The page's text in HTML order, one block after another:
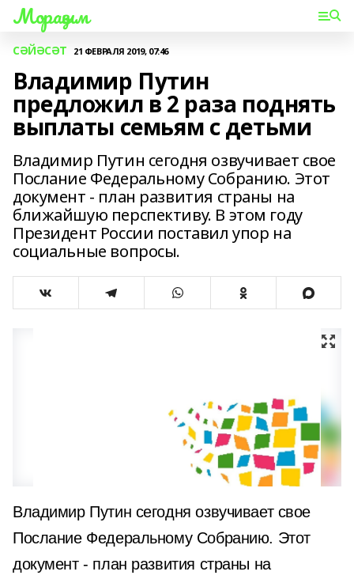
Мораҙым
СӘЙӘСӘТ 21 ФЕВРАЛЯ 2019, 07:46
Владимир Путин
предложил в 2 раза поднять
выплаты семьям с детьми
Владимир Путин сегодня озвучивает свое
Послание Федеральному Собранию. Этот
документ - план развития страны на
ближайшую перспективу. В этом году
Президент России поставил упор на
социальные вопросы.
Владимир Путин сегодня озвучивает свое
Послание Федеральному Собранию. Этот
документ - план развития страны на